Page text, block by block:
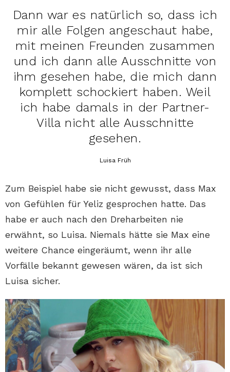
Dann war es natürlich so, dass ich
mir alle Folgen angeschaut habe,
mit meinen Freunden zusammen
und ich dann alle Ausschnitte von
ihm gesehen habe, die mich dann
komplett schockiert haben. Weil
ich habe damals in der Partner-
Villa nicht alle Ausschnitte
gesehen.
Luisa Früh
Zum Beispiel habe sie nicht gewusst, dass Max
von Gefühlen für Yeliz gesprochen hatte. Das
habe er auch nach den Dreharbeiten nie
erwähnt, so Luisa. Niemals hätte sie Max eine
weitere Chance eingeräumt, wenn ihr alle
Vorfälle bekannt gewesen wären, da ist sich
Luisa sicher.